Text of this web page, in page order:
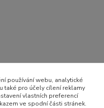
používání webu, analytické
také pro účely cílení reklamy
vlastních preferencí
ve spodní části stránek.